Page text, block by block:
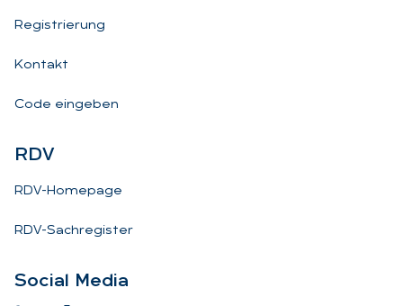
Registrierung
Kontakt
Code eingeben
RDV
RDV-Homepage
RDV-Sachregister
So­ci­al Me­dia